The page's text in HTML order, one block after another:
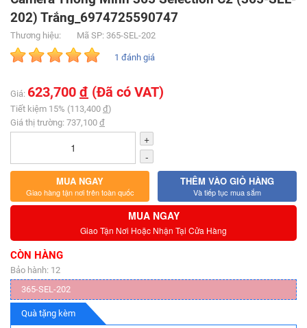
202) Trắng_6974725590747
Thương hiệu: Mã SP: 365-SEL-202
1 đánh giá
Giá: 623,700 đ (Đã có VAT)
Tiết kiệm 15% (113,400 đ)
Giá thị trường: 737,100 đ
+
-
MUA NGAY
Giao hàng tận nơi trên toàn quốc
THÊM VÀO GIỎ HÀNG
Và tiếp tục mua sắm
MUA NGAY
Giao Tận Nơi Hoặc Nhận Tại Cửa Hàng
CÒN HÀNG
Bảo hành: 12
365-SEL-202
Quà tặng kèm